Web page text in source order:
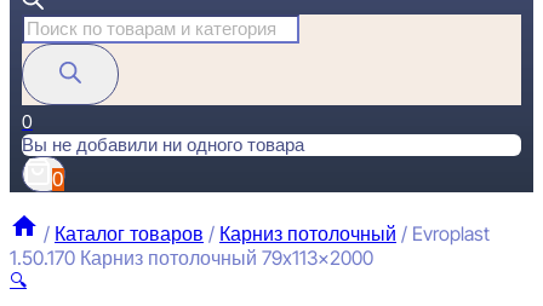
Поиск
товаров
0
Вы не добавили ни одного товара
0
/ Каталог товаров / Карниз потолочный / Evroplast
1.50.170 Карниз потолочный 79x113x2000
🔍